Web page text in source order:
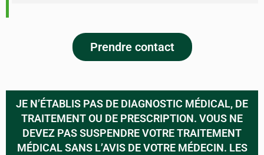
Prendre contact
JE N’ÉTABLIS PAS DE DIAGNOSTIC MÉDICAL, DE
TRAITEMENT OU DE PRESCRIPTION. VOUS NE
DEVEZ PAS SUSPENDRE VOTRE TRAITEMENT
MÉDICAL SANS L’AVIS DE VOTRE MÉDECIN. LES